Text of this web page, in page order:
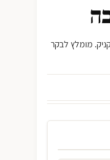
מומלץ לבקר